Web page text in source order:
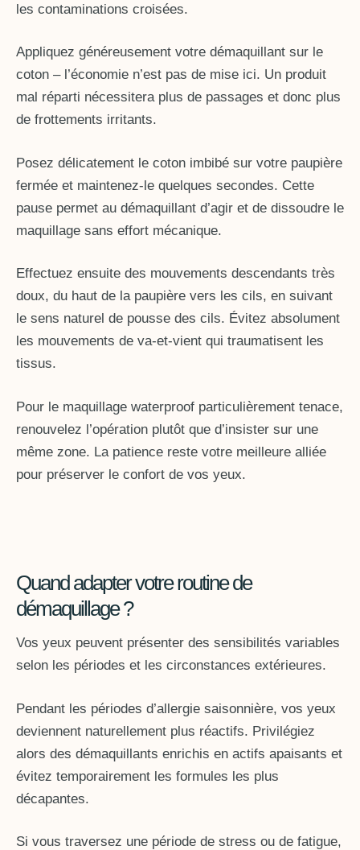
les contaminations croisées.
Appliquez généreusement votre démaquillant sur le
coton – l’économie n’est pas de mise ici. Un produit
mal réparti nécessitera plus de passages et donc plus
de frottements irritants.
Posez délicatement le coton imbibé sur votre paupière
fermée et maintenez-le quelques secondes. Cette
pause permet au démaquillant d’agir et de dissoudre le
maquillage sans effort mécanique.
Effectuez ensuite des mouvements descendants très
doux, du haut de la paupière vers les cils, en suivant
le sens naturel de pousse des cils. Évitez absolument
les mouvements de va-et-vient qui traumatisent les
tissus.
Pour le maquillage waterproof particulièrement tenace,
renouvelez l’opération plutôt que d’insister sur une
même zone. La patience reste votre meilleure alliée
pour préserver le confort de vos yeux.
Quand adapter votre routine de
démaquillage ?
Vos yeux peuvent présenter des sensibilités variables
selon les périodes et les circonstances extérieures.
Pendant les périodes d’allergie saisonnière, vos yeux
deviennent naturellement plus réactifs. Privilégiez
alors des démaquillants enrichis en actifs apaisants et
évitez temporairement les formules les plus
décapantes.
Si vous traversez une période de stress ou de fatigue,